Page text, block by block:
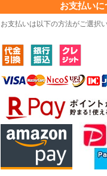
お支払いに
お支払いは以下の方法がご選択